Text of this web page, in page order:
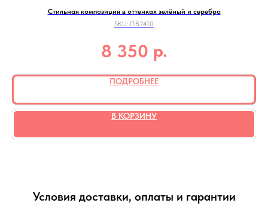
Стильная композиция в оттенках зелёный и серебро
SKU: ПВ2410
8 350 р.
ПОДРОБНЕЕ
В КОРЗИНУ
Условия доставки, оплаты и гарантии